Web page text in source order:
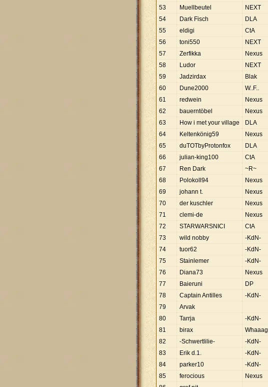
53
Muellbeutel NEXT
54
Dark Fisch DLA
55
eldigi CtA
56
toni550 NEXT
57
Zerfikka Nexus
58
Ludor NEXT
59
Jadzirdax Blak
60
Dune2000 W..F..
61
redwein Nexus
62
bauerntöbel Nexus
63
How i met your village DLA
64
Keltenkönig59 Nexus
65
duTOTbyProtonfox DLA
66
julian-king100 CtA
67
Ren Dark ~R~
68
Polokoll94 Nexus
69
johann t. Nexus
70
der kuschler Nexus
71
clemi-de Nexus
72
STARWARSNICI CtA
73
wild nobby -KdN-
74
tuor62 -KdN-
75
Stainlemer -KdN-
76
Diana73 Nexus
77
Baieruni DP
78
Captain Antilles -KdN-
79
Arvak
80
Tarrja -KdN-
81
birax Whaaag
82
-Schwertlilie- -KdN-
83
Erik d.1. -KdN-
84
parker10 -KdN-
85
ferocious Nexus